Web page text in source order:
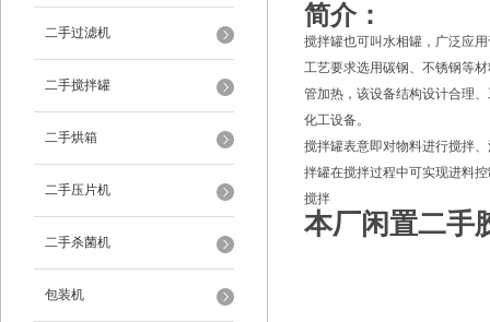
二手过滤机
二手搅拌罐
二手烘箱
二手压片机
二手杀菌机
包装机
简介：
搅拌罐也可叫水相罐，广泛应
工艺要求选用碳钢、不锈钢等
管加热，该设备结构设计合理
化工设备。
搅拌罐表意即对物料进行搅拌
拌罐在搅拌过程中可实现进料
搅拌
本厂闲置二手